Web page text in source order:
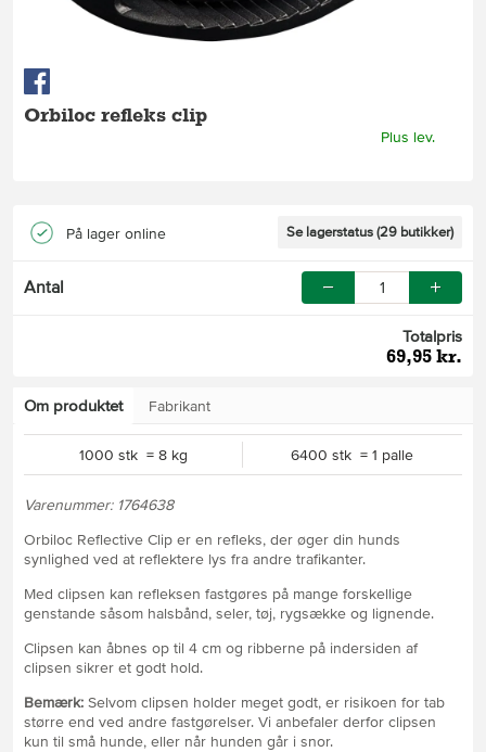
Orbiloc refleks clip
Plus lev.
På lager online Se lagerstatus (29 butikker)
Antal
Totalpris
69,95 kr.
Om produktet Fabrikant
1000 stk = 8 kg 6400 stk = 1 palle
Varenummer: 1764638
Orbiloc Reflective Clip er en refleks, der øger din hunds
synlighed ved at reflektere lys fra andre trafikanter.
Med clipsen kan refleksen fastgøres på mange forskellige
genstande såsom halsbånd, seler, tøj, rygsække og lignende.
Clipsen kan åbnes op til 4 cm og ribberne på indersiden af ​​
clipsen sikrer et godt hold.
Bemærk: Selvom clipsen holder meget godt, er risikoen for tab
større end ved andre fastgørelser. Vi anbefaler derfor clipsen
kun til små hunde, eller når hunden går i snor.